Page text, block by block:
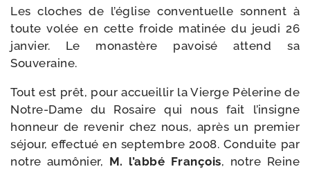
Les cloches de l’é­glise conven­tuelle sonnent à
toute volée en cette froide mati­née du jeu­di 26
jan­vier. Le monas­tère pavoi­sé attend sa
Souveraine.
Tout est prêt, pour accueillir la Vierge Pèlerine de
Notre-​Dame du Rosaire qui nous fait l’in­signe
hon­neur de reve­nir chez nous, après un pre­mier
séjour, effec­tué en sep­tembre 2008. Conduite par
notre aumô­nier, M. l’ab­bé François, notre Reine